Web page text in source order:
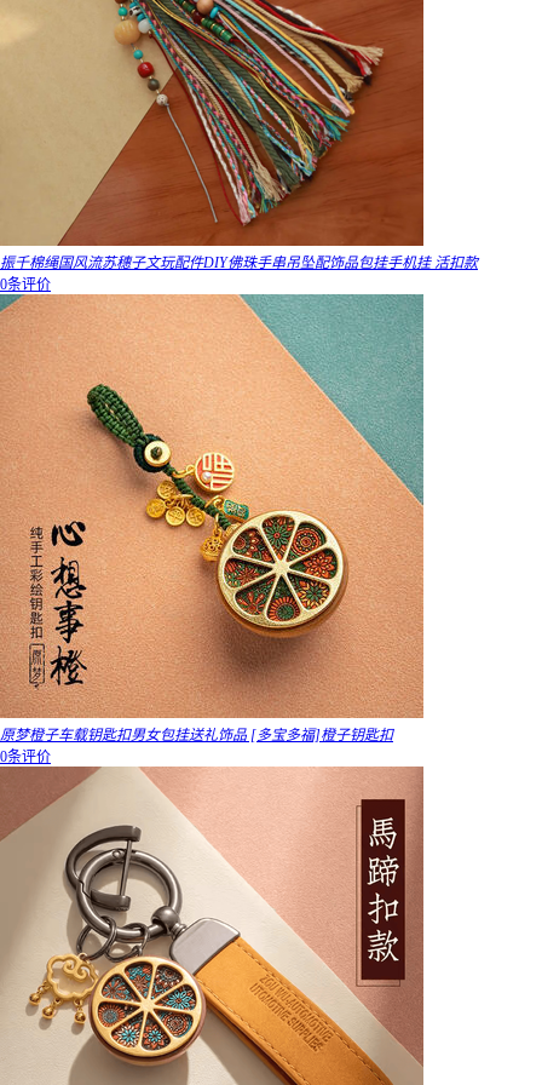
振千棉绳国风流苏穗子文玩配件DIY佛珠手串吊坠配饰品包挂手机挂 活扣款
0条评价
原梦橙子车载钥匙扣男女包挂送礼饰品 [多宝多福]橙子钥匙扣
0条评价